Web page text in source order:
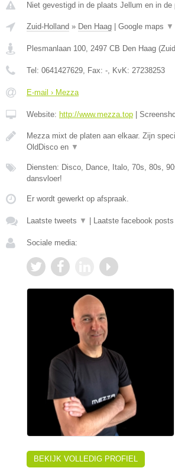
Niet gevestigd in de plaats Jellum en in de
Zuid-Holland » Den Haag Google maps ▼
Plesmanlaan 100, 2497 CB Den Haag (
Tel: 0641427629, Fax: -, KvK: 27238253
E-mail › Mezza
Website: http://www.mezza.top
Mezza mixt de platen aan elkaar. Zijn
OldDisco en ▼
Diensten: Disco, Dance, Italo, 70s, 80s,
dansvloer!
Er wordt gewerkt op afspraak.
Laatste tweets ▼ Laatste facebook posts
Sociale media:
BEKIJK VOLLEDIG PROFIEL